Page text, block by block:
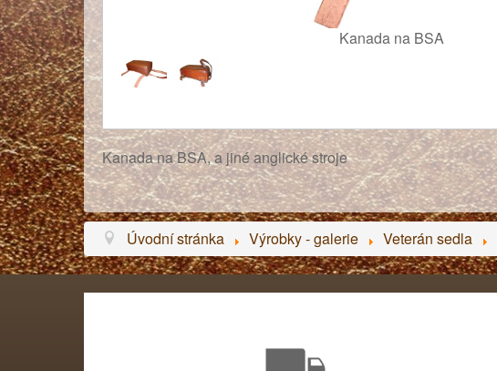
Kanada na BSA
Kanada na BSA, a jiné anglické stroje
Úvodní stránka Výrobky - galerie Veterán sedla